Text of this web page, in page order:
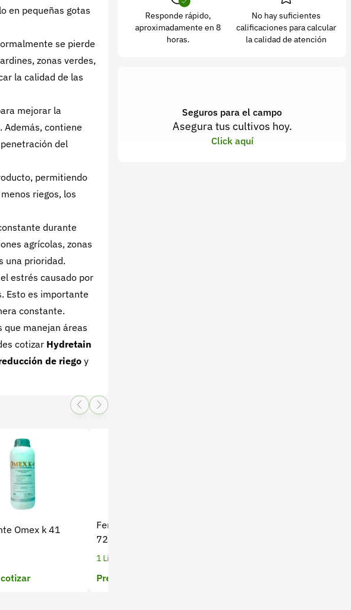
en pequeñas gotas
se pierde
zonas verdes,
la calidad de las
mejorar la
Además, contiene
del
permitiendo
riegos, los
durante
agrícolas, zonas
una prioridad.
estrés causado por
Esto es importante
constante.
que manejan áreas
cotizar Hydretain
de riegoy
Omex k 41
Fertilizante Foliar Azufol
720
1 Litros
Precio a cotizar
Responde rápido,
aproximadamente en 8
horas.
No hay suficientes
calificaciones para calcular
la calidad de atención
Seguros para el campo
Asegura tus cultivos hoy.
Click aquí